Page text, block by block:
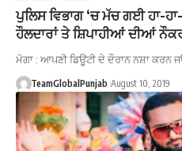
ਪੁਲਿਸ ਵਿਭਾਗ ‘ਚ ਮੱਚ ਗਈ ਹਾ-
ਹੌਲਦਾਰਾਂ ਤੇ ਸ਼ਿਪਾਹੀਆਂ ਦੀਆਂ
ਮੋਗਾ : ਆਪਣੀ ਡਿਊਟੀ ਦੇ ਦੌਰਾਨ ਨਸ਼ਾ ਕਰਨ
TeamGlobalPunjab August 10, 2019